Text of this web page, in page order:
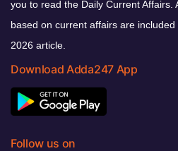
you to read the Daily Current Affairs.
based on current affairs are
2026 article.
Download Adda247 App
Follow us on